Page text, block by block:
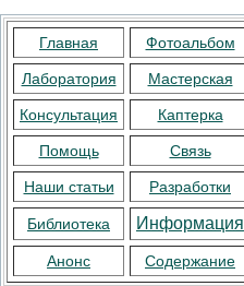
Главная Фотоальбом
Лаборатория Мастерская
Консультация Каптерка
Помощь Связь
Наши статьи Разработки
Библиотека Информация
Анонс Содержание